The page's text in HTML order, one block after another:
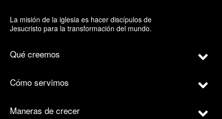
La misión de la iglesia es hacer discípulos de
Jesucristo para la transformación del mundo.
Qué creemos
Cómo servimos
Maneras de crecer